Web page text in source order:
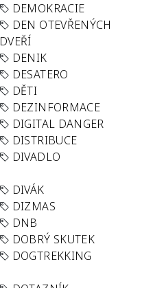
DEMOKRACIE
DEN OTEVŘENÝCH
DVEŘÍ
DENIK
DESATERO
DĚTI
DEZINFORMACE
DIGITAL DANGER
DISTRIBUCE
DIVADLO
DIVÁK
DIZMAS
DNB
DOBRÝ SKUTEK
DOGTREKKING